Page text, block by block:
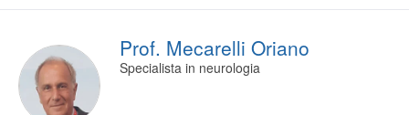
Prof. Mecarelli Oriano
Specialista in neurologia